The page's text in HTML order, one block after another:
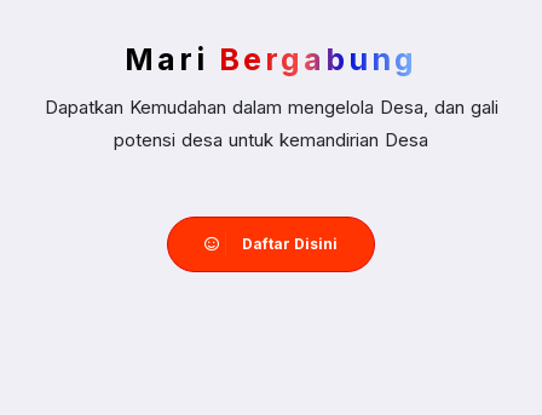
Mari Bergabung
Dapatkan Kemudahan dalam mengelola Desa, dan gali
potensi desa untuk kemandirian Desa
Daftar Disini